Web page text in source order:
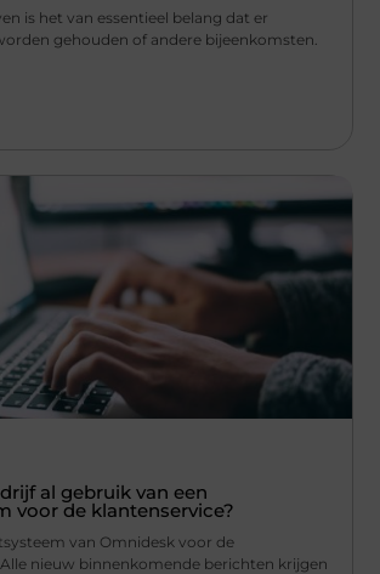
is het van essentieel belang dat er
gehouden of andere bijeenkomsten.
al gebruik van een
voor de klantenservice?
van Omnidesk voor de
nieuw binnenkomende berichten krijgen